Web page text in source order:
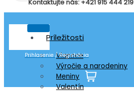
Kontaktujte nás: +421 915 444 219
Príležitosti
Vianoce
Výročie a narodeniny
Meniny
Valentín
Prihlasenie / Registrácia